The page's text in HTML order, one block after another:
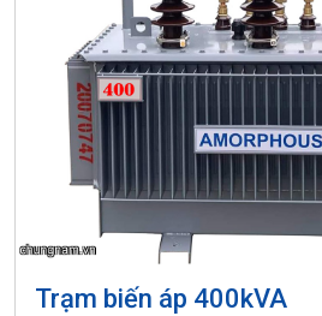
Trạm biến áp 400kVA